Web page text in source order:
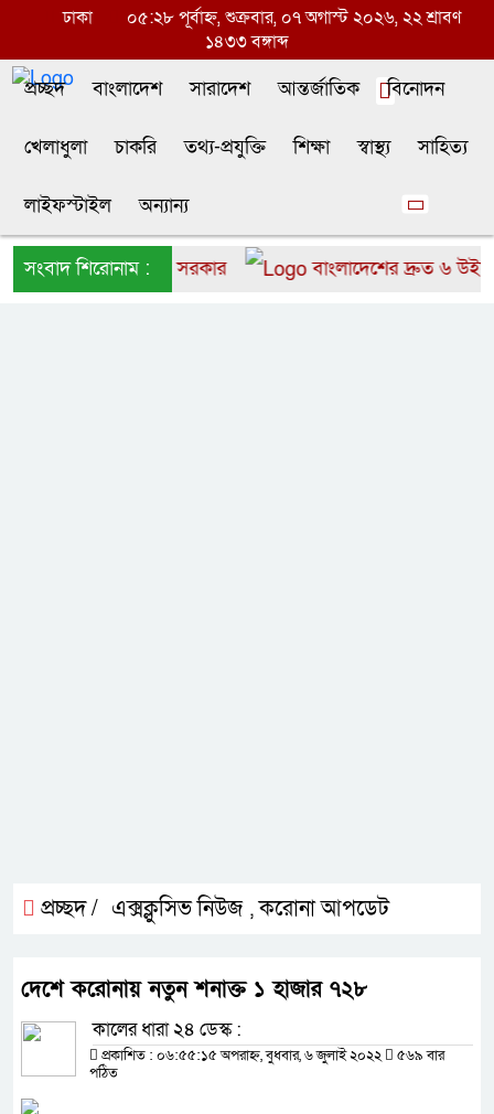
ঢাকা
০৫:২৮ পূর্বাহ্ন, শুক্রবার, ০৭ অগাস্ট ২০২৬, ২২ শ্রাবণ
১৪৩৩ বঙ্গাব্দ
প্রচ্ছদ বাংলাদেশ সারাদেশ আন্তর্জাতিক বিনোদন
খেলাধুলা চাকরি তথ্য-প্রযুক্তি শিক্ষা স্বাস্থ্য সাহিত্য
লাইফস্টাইল অন্যান্য
সংবাদ শিরোনাম :
আনতে চায় সরকার বাংলাদেশের দ্রুত ৬
প্রচ্ছদ / এক্সক্লুসিভ নিউজ ,করোনা আপডেট
দেশে করোনায় নতুন শনাক্ত ১ হাজার ৭২৮
কালের ধারা ২৪ ডেস্ক :
প্রকাশিত : ০৬:৫৫:১৫ অপরাহ্ন, বুধবার, ৬ জুলাই ২০২২
৫৬৯ বার
পঠিত